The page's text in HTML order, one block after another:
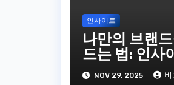
인사이트
나만의 브랜
드는 법: 인사
통한 개인화
NOV 29, 2025